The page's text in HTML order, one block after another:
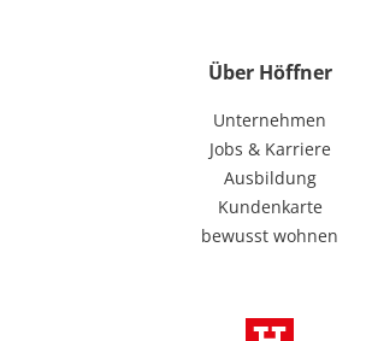
Über Höffner
Unternehmen
Jobs & Karriere
Ausbildung
Kundenkarte
bewusst wohnen